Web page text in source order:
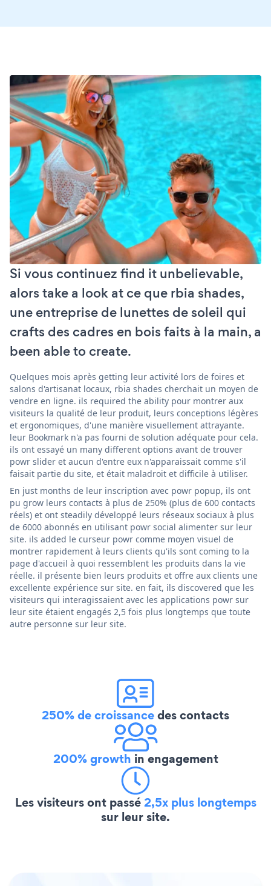
Si vous continuez find it unbelievable,
alors take a look at ce que rbia shades,
une entreprise de lunettes de soleil qui
crafts des cadres en bois faits à la main, a
been able to create.
Quelques mois après getting leur activité lors de foires et
salons d'artisanat locaux, rbia shades cherchait un moyen de
vendre en ligne. ils required the ability pour montrer aux
visiteurs la qualité de leur produit, leurs conceptions légères
et ergonomiques, d'une manière visuellement attrayante.
leur Bookmark n'a pas fourni de solution adéquate pour cela.
ils ont essayé un many different options avant de trouver
powr slider et aucun d'entre eux n'apparaissait comme s'il
faisait partie du site, et était maladroit et difficile à utiliser.
En just months de leur inscription avec powr popup, ils ont
pu grow leurs contacts à plus de 250% (plus de 600 contacts
réels) et ont steadily développé leurs réseaux sociaux à plus
de 6000 abonnés en utilisant powr social alimenter sur leur
site. ils added le curseur powr comme moyen visuel de
montrer rapidement à leurs clients qu'ils sont coming to la
page d'accueil à quoi ressemblent les produits dans la vie
réelle. il présente bien leurs produits et offre aux clients une
excellente expérience sur site. en fait, ils discovered que les
visiteurs qui interagissaient avec les applications powr sur
leur site étaient engagés 2,5 fois plus longtemps que toute
autre personne sur leur site.
250% de croissancedes contacts
200% growth in engagement
Les visiteurs ont passé2,5x plus longtemps
sur leur site.